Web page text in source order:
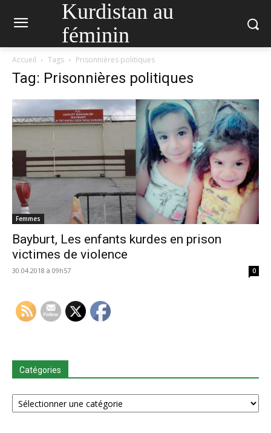
Kurdistan au
féminin
Accueil Tags Prisonnières politiques
Tag: Prisonnières politiques
Femmes
Bayburt, Les enfants kurdes en prison
victimes de violence
30.04.2018 à 09h57 0
Catégories
Catégories